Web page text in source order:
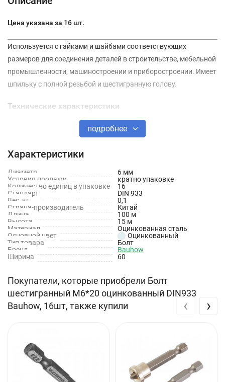
Цена указана за 16 шт.
Используется с гайками и шайбами соответствующих
размеров для соединения деталей в строительстве, мебельной
промышленности, машиностроении и приборостроении. Имеет
шпильку с полной резьбой и шестигранную голову.
Технические характеристики
Тип резьбы: Полная
Форма головки: Шестигранная
Материал: Оцинкованная сталь
подробнее
Характеристики
Диаметр
6 мм
Условия продажи
кратно упаковке
Количество единиц в упаковке
16
Стандарт
DIN 933
Вес, кг
0,1
Страна-производитель
Китай
Длина
100 м
Высота
15 м
Материал
Оцинкованная сталь
Основной цвет
Оцинкованный
Тип товара
Болт
Бренд
Bauhow
Ширина
60
Покупатели, которые приобрели Болт
шестигранный М6*20 оцинкованный DIN933
Bauhow, 16шт, также купили
‹ ›